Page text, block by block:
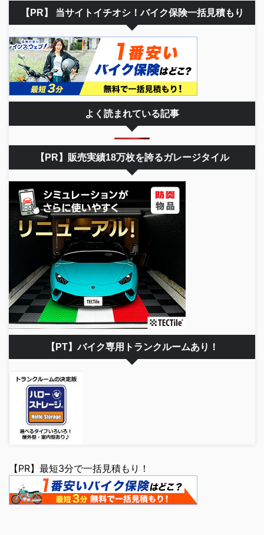
【PR】 当サイトイチオシ！バイク保険一括見積もり
よく読まれている記事
【PR】販売実績18万枚を誇るガレージタイル
【PT】バイク専用トランクルームあり！
【PR】最短3分で一括見積もり！